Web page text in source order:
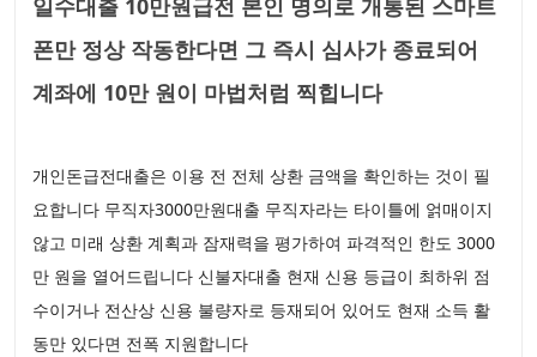
일수대출 10만원급전 본인 명의로 개통된 스마트
폰만 정상 작동한다면 그 즉시 심사가 종료되어
계좌에 10만 원이 마법처럼 찍힙니다
개인돈급전대출은 이용 전 전체 상환 금액을 확인하는 것이 필
요합니다 무직자3000만원대출 무직자라는 타이틀에 얽매이지
않고 미래 상환 계획과 잠재력을 평가하여 파격적인 한도 3000
만 원을 열어드립니다 신불자대출 현재 신용 등급이 최하위 점
수이거나 전산상 신용 불량자로 등재되어 있어도 현재 소득 활
동만 있다면 전폭 지원합니다